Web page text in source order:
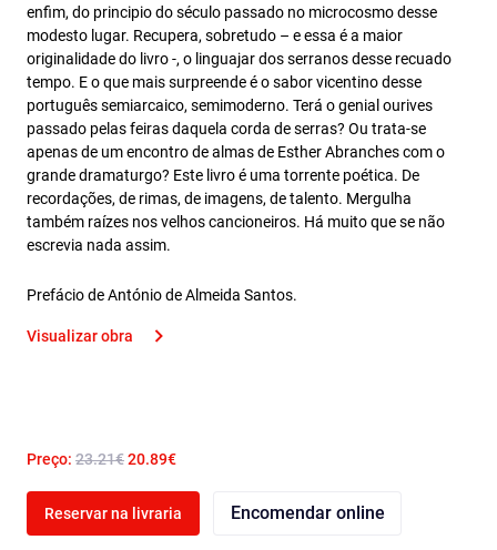
enfim, do principio do século passado no microcosmo desse
modesto lugar. Recupera, sobretudo – e essa é a maior
originalidade do livro -, o linguajar dos serranos desse recuado
tempo. E o que mais surpreende é o sabor vicentino desse
português semiarcaico, semimoderno. Terá o genial ourives
passado pelas feiras daquela corda de serras? Ou trata-se
apenas de um encontro de almas de Esther Abranches com o
grande dramaturgo? Este livro é uma torrente poética. De
recordações, de rimas, de imagens, de talento. Mergulha
também raízes nos velhos cancioneiros. Há muito que se não
escrevia nada assim.
Prefácio de António de Almeida Santos.
Visualizar obra
Preço: 23.21€20.89€
Reservar na livraria Encomendar online